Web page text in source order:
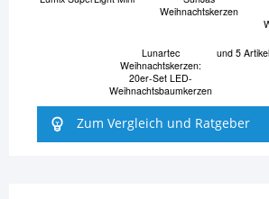
Weihnachtskerzen
Lunartec
Weihnachtskerzen:
20er-Set LED-
Weihnachtsbaumkerzen
und 5 Artikel
Zum Vergleich und Ratgeber